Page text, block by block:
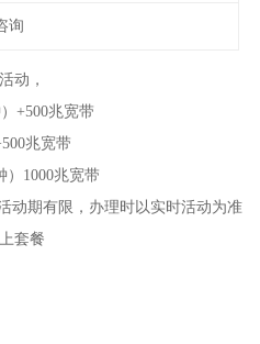
询
动，
+500兆宽带
兆宽带
）1000兆宽带
动期有限，办理时以实时活动为准
套餐